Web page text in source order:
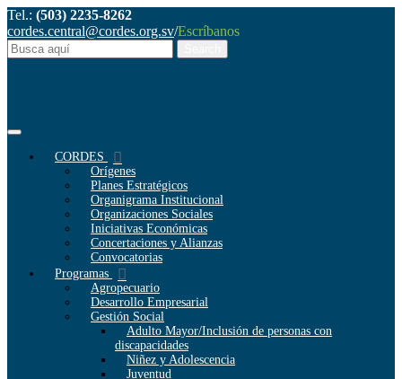
Tel.: (503) 2235-8262
cordes.central@cordes.org.sv/Escríbanos
CORDES
Orígenes
Planes Estratégicos
Organigrama Institucional
Organizaciones Sociales
Iniciativas Económicas
Concertaciones y Alianzas
Convocatorias
Programas
Agropecuario
Desarrollo Empresarial
Gestión Social
Adulto Mayor/Inclusión de personas con
discapacidades
Niñez y Adolescencia
Juventud